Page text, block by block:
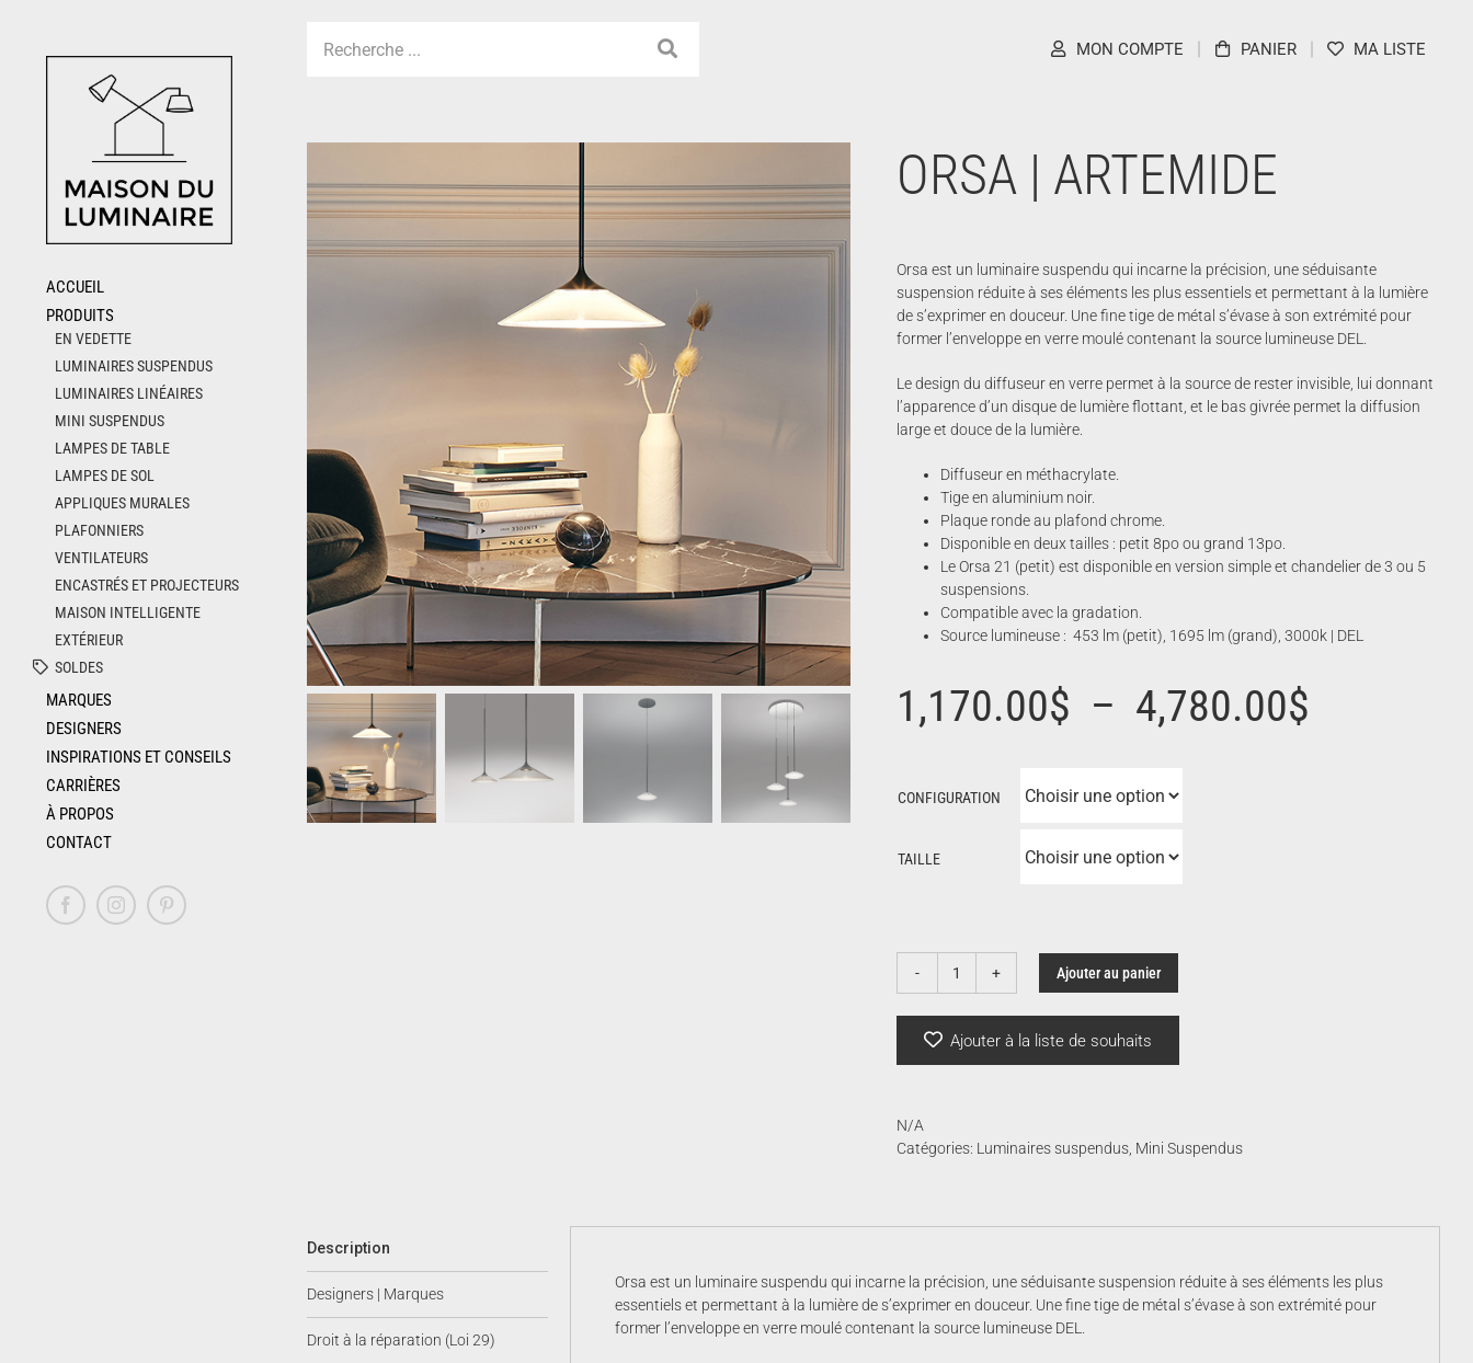
content
ACCUEIL
PRODUITS
EN VEDETTE
LUMINAIRES SUSPENDUS
LUMINAIRES LINÉAIRES
MINI SUSPENDUS
LAMPES DE TABLE
LAMPES DE SOL
APPLIQUES MURALES
PLAFONNIERS
VENTILATEURS
ENCASTRÉS ET PROJECTEURS
MAISON INTELLIGENTE
EXTÉRIEUR
SOLDES
MARQUES
DESIGNERS
INSPIRATIONS ET CONSEILS
CARRIÈRES
À PROPOS
CONTACT
FacebookInstagramPinterest
MON COMPTE PANIER MA LISTE
ORSA | ARTEMIDE
Orsa est un luminaire suspendu qui incarne la précision, une séduisante
suspension réduite à ses éléments les plus essentiels et permettant à la lumière
de s’exprimer en douceur. Une fine tige de métal s’évase à son extrémité pour
former l’enveloppe en verre moulé contenant la source lumineuse DEL.
Le design du diffuseur en verre permet à la source de rester invisible, lui donnant
l’apparence d’un disque de lumière flottant, et le bas givrée permet la diffusion
large et douce de la lumière.
Diffuseur en méthacrylate.
Tige en aluminium noir.
Plaque ronde au plafond chrome.
Disponible en deux tailles : petit 8po ou grand 13po.
Le Orsa 21 (petit) est disponible en version simple et chandelier de 3 ou 5
suspensions.
Compatible avec la gradation.
Source lumineuse : 453 lm (petit), 1695 lm (grand), 3000k | DEL
1,170.00$ – 4,780.00$
CONFIGURATION
TAILLE
quantité
|
Ajouter au panier
Ajouter à la liste de souhaits
N/A
Catégories: Luminaires suspendus, Mini Suspendus
Description
Designers | Marques
Droit à la réparation (Loi 29)
Orsa est un luminaire suspendu qui incarne la précision, une séduisante suspension réduite à ses éléments les plus
essentiels et permettant à la lumière de s’exprimer en douceur. Une fine tige de métal s’évase à son extrémité pour
former l’enveloppe en verre moulé contenant la source lumineuse DEL.